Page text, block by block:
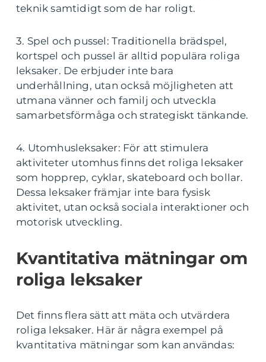
teknik samtidigt som de har roligt.
3. Spel och pussel: Traditionella brädspel,
kortspel och pussel är alltid populära roliga
leksaker. De erbjuder inte bara
underhållning, utan också möjligheten att
utmana vänner och familj och utveckla
samarbetsförmåga och strategiskt tänkande.
4. Utomhusleksaker: För att stimulera
aktiviteter utomhus finns det roliga leksaker
som hopprep, cyklar, skateboard och bollar.
Dessa leksaker främjar inte bara fysisk
aktivitet, utan också sociala interaktioner och
motorisk utveckling.
Kvantitativa mätningar om
roliga leksaker
Det finns flera sätt att mäta och utvärdera
roliga leksaker. Här är några exempel på
kvantitativa mätningar som kan användas: